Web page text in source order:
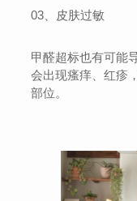
03、皮肤过敏
甲醛超标也有可能
会出现瘙痒、红疹
部位。